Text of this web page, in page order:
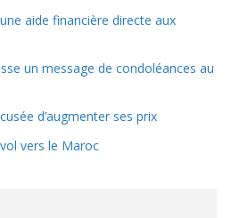
aide financière directe aux
un message de condoléances au
d’augmenter ses prix
vers le Maroc